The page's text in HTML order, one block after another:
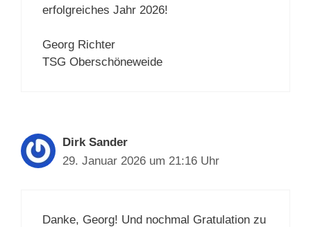
erfolgreiches Jahr 2026!
Georg Richter
TSG Oberschöneweide
Dirk Sander
29. Januar 2026 um 21:16 Uhr
Danke, Georg! Und nochmal Gratulation zu